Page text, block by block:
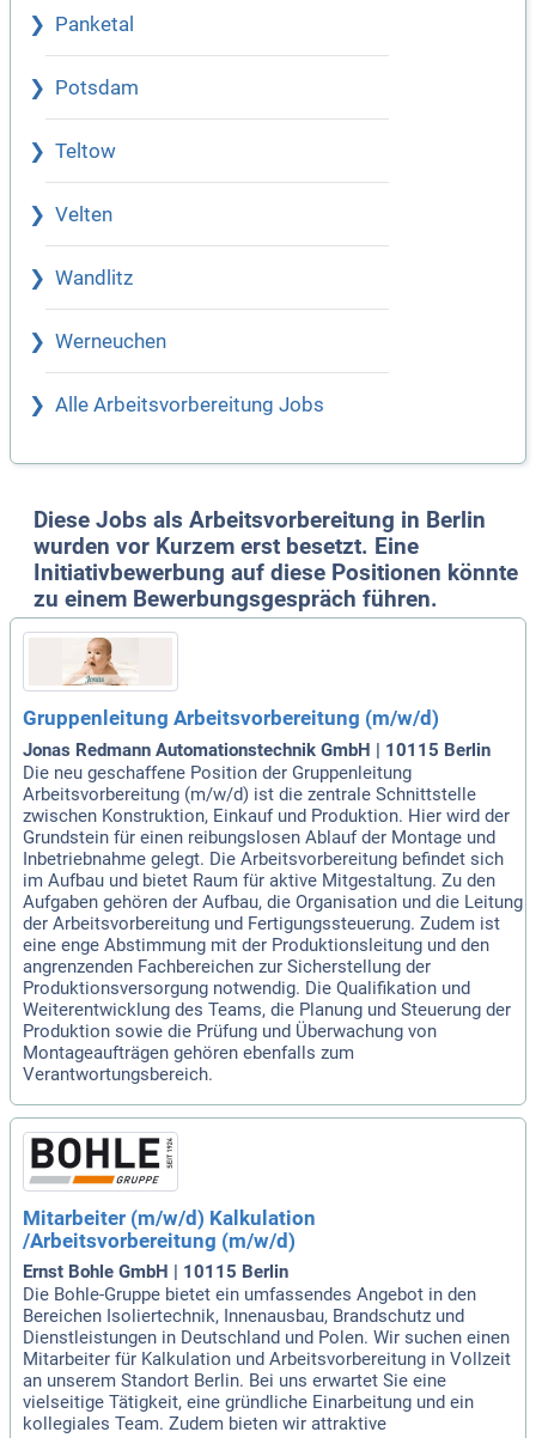
Panketal
Potsdam
Teltow
Velten
Wandlitz
Werneuchen
Alle Arbeitsvorbereitung Jobs
Diese Jobs als Arbeitsvorbereitung in Berlin
wurden vor Kurzem erst besetzt. Eine
Initiativbewerbung auf diese Positionen könnte
zu einem Bewerbungsgespräch führen.
Gruppenleitung Arbeitsvorbereitung (m/w/d)
Jonas Redmann Automationstechnik GmbH | 10115 Berlin
Die neu geschaffene Position der Gruppenleitung
Arbeitsvorbereitung (m/w/d) ist die zentrale Schnittstelle
zwischen Konstruktion, Einkauf und Produktion. Hier wird der
Grundstein für einen reibungslosen Ablauf der Montage und
Inbetriebnahme gelegt. Die Arbeitsvorbereitung befindet sich
im Aufbau und bietet Raum für aktive Mitgestaltung. Zu den
Aufgaben gehören der Aufbau, die Organisation und die Leitung
der Arbeitsvorbereitung und Fertigungssteuerung. Zudem ist
eine enge Abstimmung mit der Produktionsleitung und den
angrenzenden Fachbereichen zur Sicherstellung der
Produktionsversorgung notwendig. Die Qualifikation und
Weiterentwicklung des Teams, die Planung und Steuerung der
Produktion sowie die Prüfung und Überwachung von
Montageaufträgen gehören ebenfalls zum
Verantwortungsbereich.
Mitarbeiter (m/w/d) Kalkulation
/Arbeitsvorbereitung (m/w/d)
Ernst Bohle GmbH | 10115 Berlin
Die Bohle-Gruppe bietet ein umfassendes Angebot in den
Bereichen Isoliertechnik, Innenausbau, Brandschutz und
Dienstleistungen in Deutschland und Polen. Wir suchen einen
Mitarbeiter für Kalkulation und Arbeitsvorbereitung in Vollzeit
an unserem Standort Berlin. Bei uns erwartet Sie eine
vielseitige Tätigkeit, eine gründliche Einarbeitung und ein
kollegiales Team. Zudem bieten wir attraktive